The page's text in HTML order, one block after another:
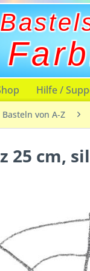
Hilfe /
Basteln von A-Z
25 cm,